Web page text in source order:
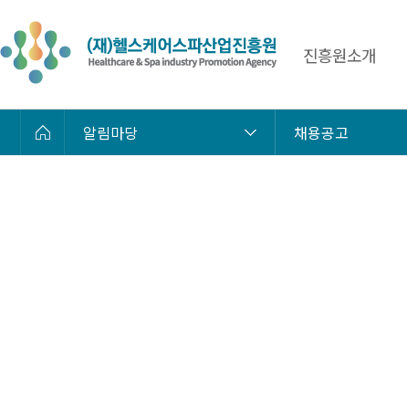
진흥원소개
알림마당 채용공고